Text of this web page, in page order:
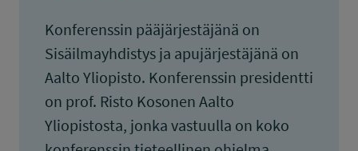
Konferenssin pääjärjestäjänä on
Sisäilmayhdistys ja apujärjestäjänä on
Aalto Yliopisto. Konferenssin presidentti
on prof. Risto Kosonen Aalto
Yliopistosta, jonka vastuulla on koko